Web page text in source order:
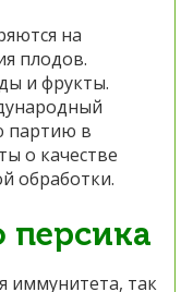
на
плодов.
и фрукты.
партию в
о качестве
обработки.
персика
иммунитета, так